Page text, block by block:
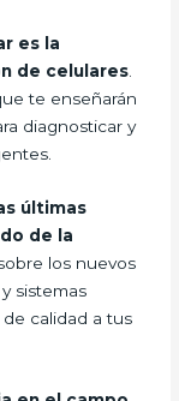
es la
de celulares
te enseñarán
diagnosticar y
últimas
de la
los nuevos
sistemas
calidad a tus